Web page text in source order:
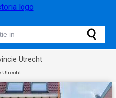
Utrecht
Utrecht